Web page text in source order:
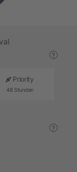
?
Priority
48 Stunden
?